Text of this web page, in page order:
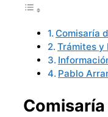
Comisaría
Trámites y
Pablo
Comisaría